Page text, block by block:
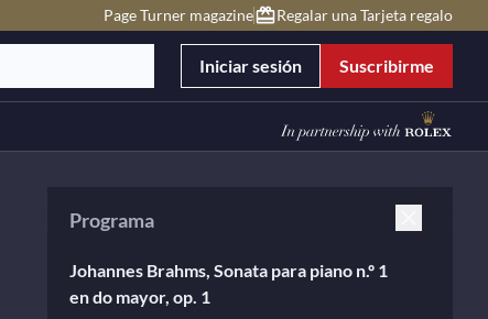
Page Turner magazine Regalar una Tarjeta regalo
Iniciar sesión Suscribirme
Programa
Johannes Brahms, Sonata para piano n.º 1
en do mayor, op. 1